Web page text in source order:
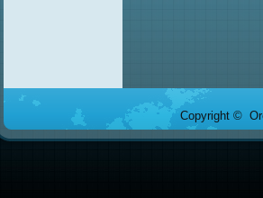
Copyright ©